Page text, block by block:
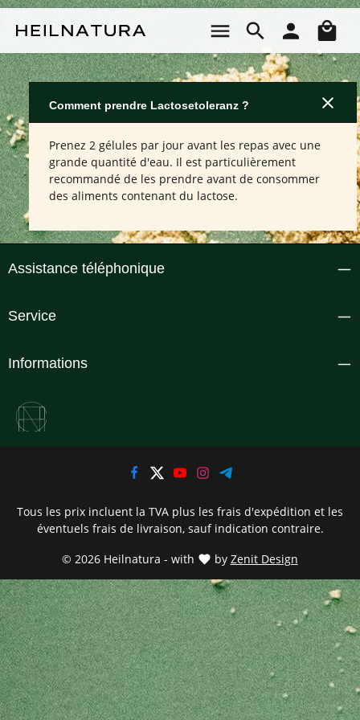
Comment prendre Lactosetoleranz ?
Prenez 2 gélules par jour avant les repas avec une
grande quantité d'eau. Il est particulièrement
recommandé de les prendre avant de consommer
des aliments contenant du lactose.
Assistance téléphonique
Service
Informations
© 2026 Heilnatura - with by Zenit Design
Tous les prix incluent la TVA plus les frais d'expédition et les
éventuels frais de livraison, sauf indication contraire.